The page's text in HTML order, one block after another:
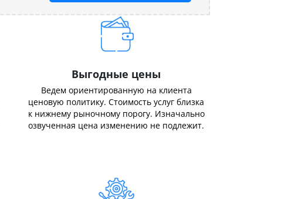
Выгодные цены
Ведем ориентированную на клиента
ценовую политику. Стоимость услуг близка
к нижнему рыночному порогу. Изначально
озвученная цена изменению не подлежит.